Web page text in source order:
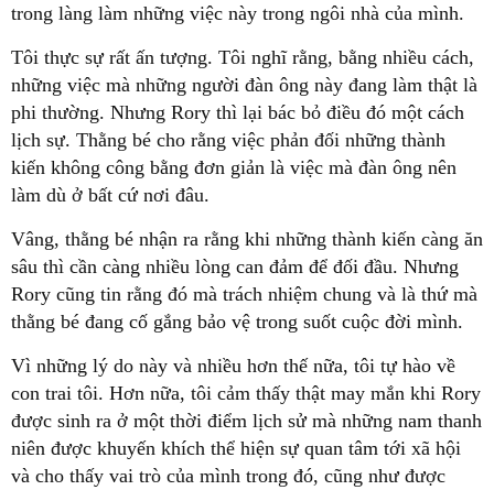
trong làng làm những việc này trong ngôi nhà của mình.
Tôi thực sự rất ấn tượng. Tôi nghĩ rằng, bằng nhiều cách,
những việc mà những người đàn ông này đang làm thật là
phi thường. Nhưng Rory thì lại bác bỏ điều đó một cách
lịch sự. Thằng bé cho rằng việc phản đối những thành
kiến không công bằng đơn giản là việc mà đàn ông nên
làm dù ở bất cứ nơi đâu.
Vâng, thằng bé nhận ra rằng khi những thành kiến càng ăn
sâu thì cần càng nhiều lòng can đảm để đối đầu. Nhưng
Rory cũng tin rằng đó mà trách nhiệm chung và là thứ mà
thằng bé đang cố gắng bảo vệ trong suốt cuộc đời mình.
Vì những lý do này và nhiều hơn thế nữa, tôi tự hào về
con trai tôi. Hơn nữa, tôi cảm thấy thật may mắn khi Rory
được sinh ra ở một thời điểm lịch sử mà những nam thanh
niên được khuyến khích thể hiện sự quan tâm tới xã hội
và cho thấy vai trò của mình trong đó, cũng như được